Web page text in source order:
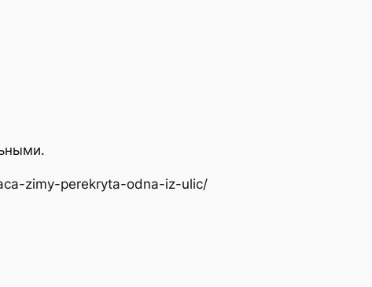
zimy-perekryta-odna-iz-ulic/